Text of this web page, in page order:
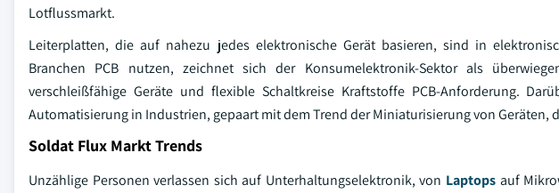
Lotflussmarkt.
Leiterplatten, die auf nahezu jedes elektronische Gerät basieren, sind in
Branchen PCB nutzen, zeichnet sich der Konsumelektronik-Sektor als
verschleißfähige Geräte und flexible Schaltkreise Kraftstoffe PCB-Anforderung.
Automatisierung in Industrien, gepaart mit dem Trend der Miniaturisierung von Geräten,
Soldat Flux Markt Trends
Unzählige Personen verlassen sich auf Unterhaltungselektronik, von Laptops auf